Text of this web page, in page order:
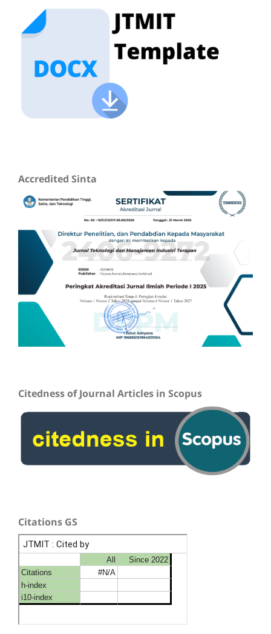
Accredited Sinta
Citedness of Journal Articles in Scopus
Citations GS